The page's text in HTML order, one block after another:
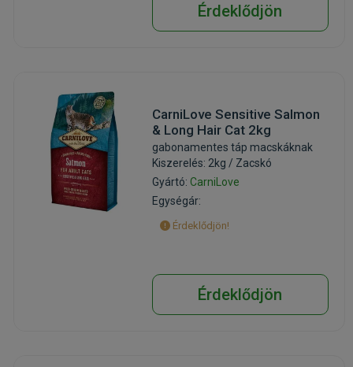
Érdeklődjön
CarniLove Sensitive Salmon
& Long Hair Cat 2kg
gabonamentes táp macskáknak
Kiszerelés: 2kg / Zacskó
Gyártó: CarniLove
Egységár:
Érdeklődjön!
Érdeklődjön